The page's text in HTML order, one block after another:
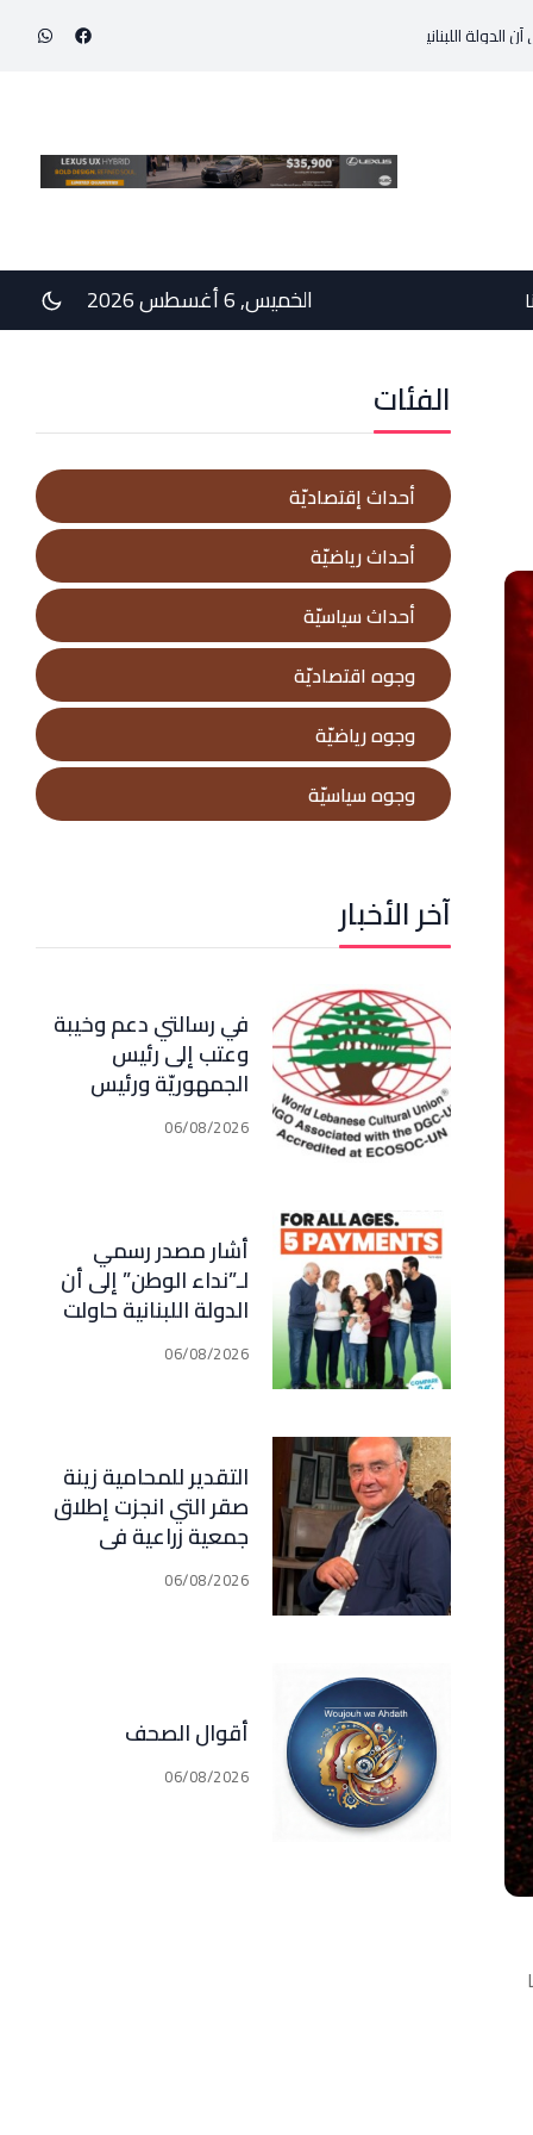
حاولت احتواء التوتّر في الجنوب عبر إجراء سلسلة اتصالات
الخميس, 6 أغسطس 2026
الفئات
أحداث إقتصاديّة
أحداث رياضيّة
أحداث سياسيّة
وجوه اقتصاديّة
وجوه رياضيّة
وجوه سياسيّة
آخر الأخبار
في رسالتي دعم وخيبة
وعتب إلى رئيس
الجمهوريّة ورئيس
مجلس الوزراء .. رئيس
الجامعة اللبنانية
الدّولة
06/08/2026
أشار مصدر رسمي
لـ”نداء الوطن” إلى أن
الدولة اللبنانية حاولت
احتواء التوتّر في الجنوب
عبر إجراء سلسلة
“الحزب” من جهة، وإصرار
إسرائيل على ضرب كل
تهديد من جهة أخرى،
يضعان الوضع أمام
احتمال تفجّر التصعيد
06/08/2026
التقدير للمحامية زينة
صقر التي انجزت إطلاق
جمعية زراعية في
قرطبانموذج لإطلاق
جمعيات معنية بكل
06/08/2026
أقوال الصحف
06/08/2026